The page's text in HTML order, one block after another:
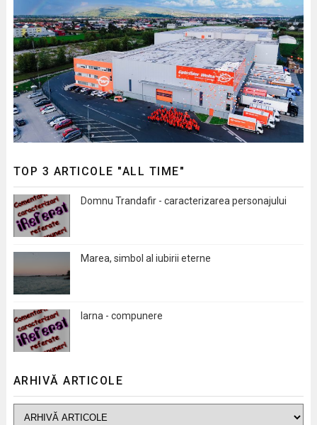
TOP 3 ARTICOLE "ALL TIME"
Domnu Trandafir - caracterizarea personajului
Marea, simbol al iubirii eterne
Iarna - compunere
ARHIVĂ ARTICOLE